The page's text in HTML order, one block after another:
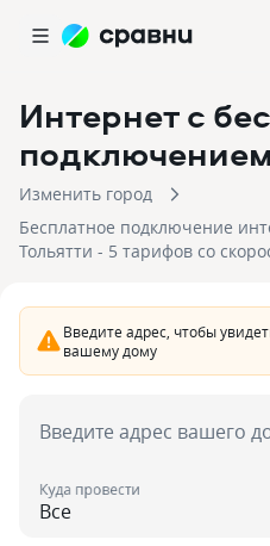
Интернет с
подключением
Изменить город
Бесплатное подключение
Тольятти - 5 тарифов со
Отправьте заявку, чтобы
бесплатно в Тольятти.
Введите адрес, чтобы
вашему дому
Введите адрес вашего
Куда провести